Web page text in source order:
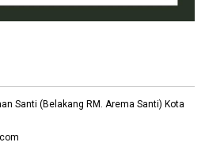
Santi (Belakang RM. Arema Santi) Kota